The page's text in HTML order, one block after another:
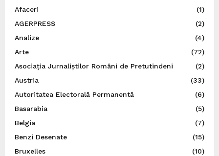
Afaceri
(1)
AGERPRESS
(2)
Analize
(4)
Arte
(72)
Asociația Jurnaliștilor Români de Pretutindeni
(2)
Austria
(33)
Autoritatea Electorală Permanentă
(6)
Basarabia
(5)
Belgia
(7)
Benzi Desenate
(15)
Bruxelles
(10)